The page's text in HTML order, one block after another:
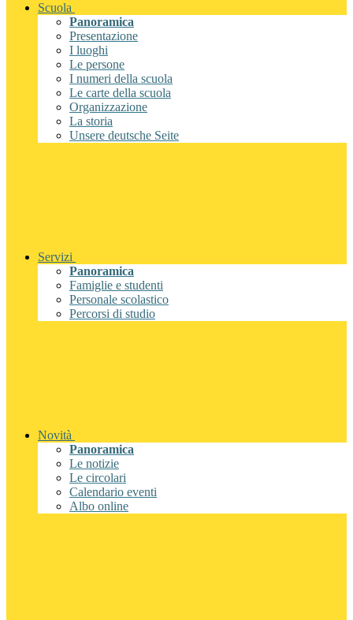
Scuola
Panoramica
Presentazione
I luoghi
Le persone
I numeri della scuola
Le carte della scuola
Organizzazione
La storia
Unsere deutsche Seite
Servizi
Panoramica
Famiglie e studenti
Personale scolastico
Percorsi di studio
Novità
Panoramica
Le notizie
Le circolari
Calendario eventi
Albo online